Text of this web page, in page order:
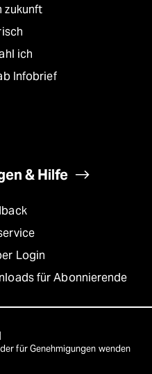
zukunft
ich
Infobrief
& Hilfe
Login
für Abonnierende
für Genehmigungen wenden